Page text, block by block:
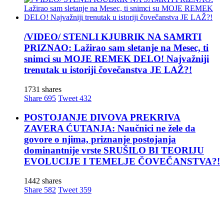
/VIDEO/ STENLI KJUBRIK NA SAMRTI
PRIZNAO: Lažirao sam sletanje na Mesec, ti
snimci su MOJE REMEK DELO! Najvažniji
trenutak u istoriji čovečanstva JE LAŽ?!
1731 shares
Share 695 Tweet 432
POSTOJANJE DIVOVA PREKRIVA
ZAVERA ĆUTANJA: Naučnici ne žele da
govore o njima, priznanje postojanja
dominantnije vrste SRUŠILO BI TEORIJU
EVOLUCIJE I TEMELJE ČOVEČANSTVA?!
1442 shares
Share 582 Tweet 359